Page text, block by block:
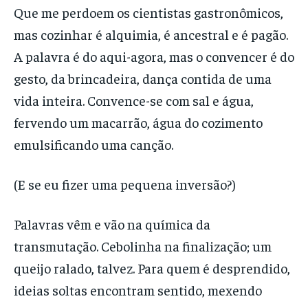
Que me perdoem os cientistas gastronômicos,
mas cozinhar é alquimia, é ancestral e é pagão.
A palavra é do aqui-agora, mas o convencer é do
gesto, da brincadeira, dança contida de uma
vida inteira. Convence-se com sal e água,
fervendo um macarrão, água do cozimento
emulsificando uma canção.
(E se eu fizer uma pequena inversão?)
Palavras vêm e vão na química da
transmutação. Cebolinha na finalização; um
queijo ralado, talvez. Para quem é desprendido,
ideias soltas encontram sentido, mexendo